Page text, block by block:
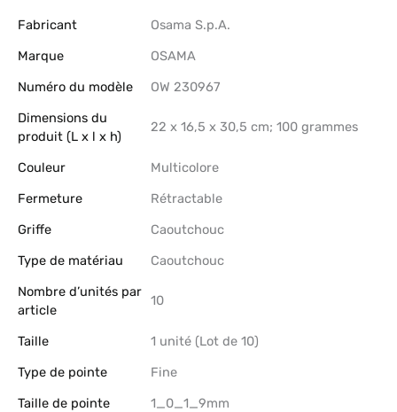
Fabricant
‎Osama S.p.A.
Marque
‎OSAMA
Numéro du modèle
‎OW 230967
Dimensions du
produit (L x l x h)
‎22 x 16,5 x 30,5 cm; 100 grammes
Couleur
‎Multicolore
Fermeture
‎Rétractable
Griffe
‎Caoutchouc
Type de matériau
‎Caoutchouc
Nombre d’unités par
article
‎10
Taille
‎1 unité (Lot de 10)
Type de pointe
‎Fine
Taille de pointe
‎1_0_1_9mm